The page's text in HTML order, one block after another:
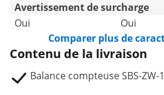
Avertissement de surcharge
Oui
Oui
Comparer plus de
Contenu de la livraison
Balance compteuse SBS-ZW-